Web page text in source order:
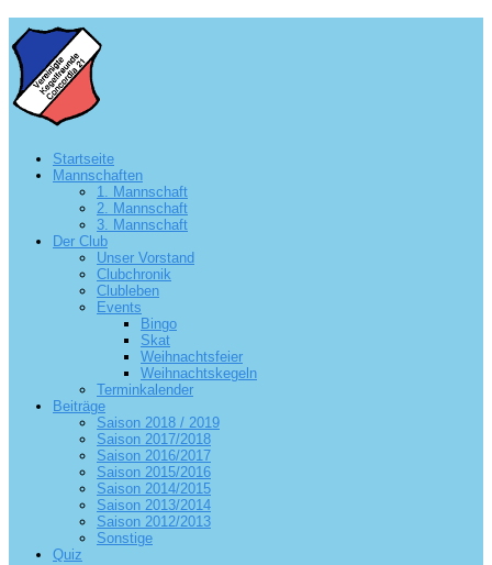
Startseite
Mannschaften
1. Mannschaft
2. Mannschaft
3. Mannschaft
Der Club
Unser Vorstand
Clubchronik
Clubleben
Events
Bingo
Skat
Weihnachtsfeier
Weihnachtskegeln
Terminkalender
Beiträge
Saison 2018 / 2019
Saison 2017/2018
Saison 2016/2017
Saison 2015/2016
Saison 2014/2015
Saison 2013/2014
Saison 2012/2013
Sonstige
Quiz